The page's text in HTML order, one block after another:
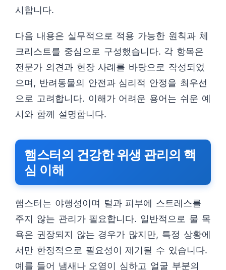
시합니다.
다음 내용은 실무적으로 적용 가능한 원칙과 체
크리스트를 중심으로 구성했습니다. 각 항목은
전문가 의견과 현장 사례를 바탕으로 작성되었
으며, 반려동물의 안전과 심리적 안정을 최우선
으로 고려합니다. 이해가 어려운 용어는 쉬운 예
시와 함께 설명합니다.
햄스터의 건강한 위생 관리의 핵
심 이해
햄스터는 야행성이며 털과 피부에 스트레스를
주지 않는 관리가 필요합니다. 일반적으로 물 목
욕은 권장되지 않는 경우가 많지만, 특정 상황에
서만 한정적으로 필요성이 제기될 수 있습니다.
예를 들어 냄새나 오염이 심하고 얼굴 부분의